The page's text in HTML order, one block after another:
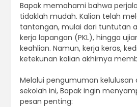
Bapak memahami bahwa
tidaklah mudah. Kalian telah
tantangan, mulai dari tuntutan
kerja lapangan (PKL), hingga
keahlian. Namun, kerja keras,
ketekunan kalian akhirnya
Melalui pengumuman kelulusan
sekolah ini, Bapak ingin
pesan penting: